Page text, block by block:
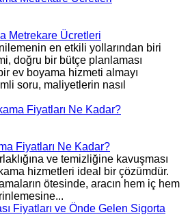
Metrekare Ücretleri
en etkili yollarından biri
doğru bir bütçe planlaması
ev boyama hizmeti almayı
soru, maliyetlerin nasıl
Fiyatları Ne Kadar?
ve temizliğine kavuşması
hizmetleri ideal bir çözümdür.
ötesinde, aracın hem iç hem